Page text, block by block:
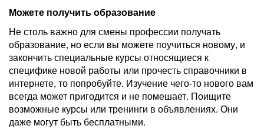
Можете получить образование
Не столь важно для смены профессии получать
образование, но если вы можете поучиться новому, и
закончить специальные курсы относящиеся к
специфике новой работы или прочесть справочники в
интернете, то попробуйте. Изучение чего-то нового вам
всегда может пригодится и не помешает. Поищите
возможные курсы или тренинги в объявлениях. Они
даже могут быть бесплатными.